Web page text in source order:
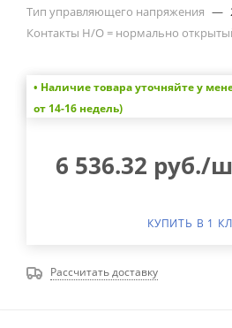
Тип управляющего напряжения —
Контакты Н/О = нормально
• Наличие товара уточняйте у
от 14-16 недель)
6 536.32 руб./
КУПИТЬ В 1
Рассчитать доставку